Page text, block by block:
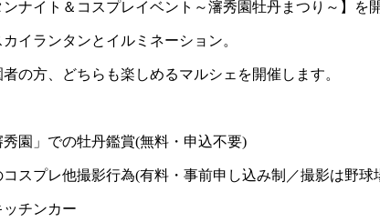
ナイト＆コスプレイベント～瀋秀園牡丹まつり～】を開
イランタンとイルミネーション。
の方、どちらも楽しめるマルシェを開催します。
園」での牡丹鑑賞(無料・申込不要)
スプレ他撮影行為(有料・事前申し込み制／撮影は野球
チンカー